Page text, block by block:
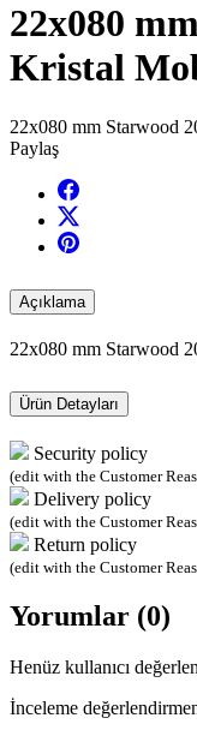
22x080
Kristal
22x080 mm Starwood
Paylaş
Açıklama
22x080 mm Starwood
Ürün Detayları
Security policy
(edit with the Customer
Delivery policy
(edit with the Customer
Return policy
(edit with the Customer
Yorumlar (0)
Henüz kullanıcı
İnceleme